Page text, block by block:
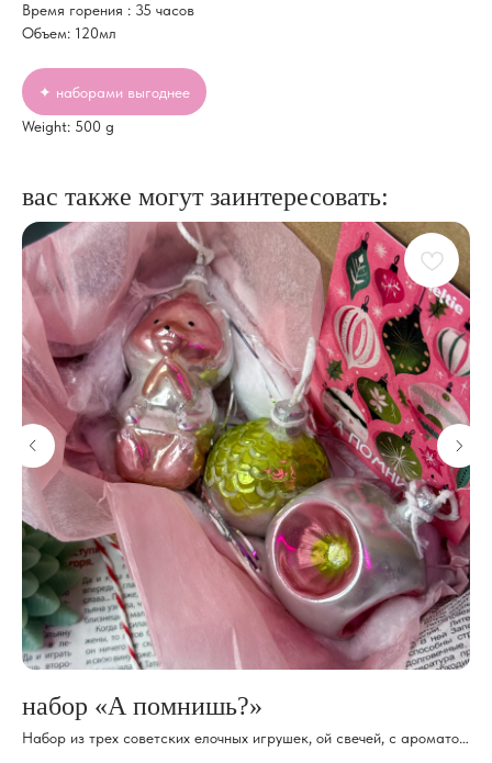
Время горения : 35 часов
Объем: 120мл
✦ наборами выгоднее
Weight: 500 g
вас также могут заинтересовать:
набор «А помнишь?»
Набор из трех советских елочных игрушек, ой свечей, с ароматом